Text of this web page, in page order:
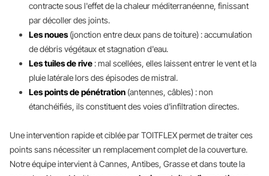
contracte sous l'effet de la chaleur méditerranéenne, finissant
par décoller des joints.
Les noues (jonction entre deux pans de toiture) : accumulation
de débris végétaux et stagnation d'eau.
Les tuiles de rive: mal scellées, elles laissent entrer le vent et la
pluie latérale lors des épisodes de mistral.
Les points de pénétration (antennes, câbles) : non
étanchéifiés, ils constituent des voies d'infiltration directes.
Une intervention rapide et ciblée par TOITFLEX permet de traiter ces
points sans nécessiter un remplacement complet de la couverture.
Notre équipe intervient à Cannes, Antibes, Grasse et dans toute la